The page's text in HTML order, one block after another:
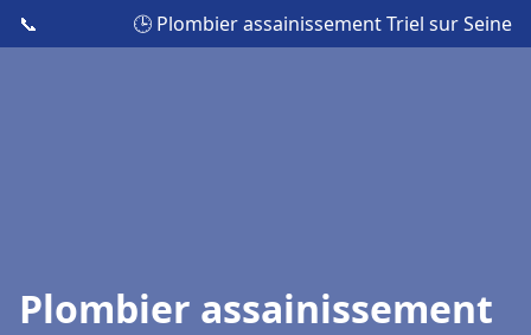
📞 🕒 Plombier assainissement Triel sur Seine
Plombier assainissement